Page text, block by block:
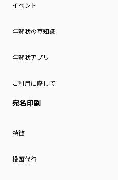
イベント
年賀状の豆知識
年賀状アプリ
ご利用に際して
宛名印刷
特徴
投函代行